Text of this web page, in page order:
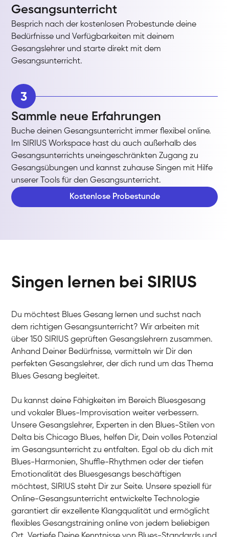
Gesangsunterricht
Besprich nach der kostenlosen Probestunde deine
Bedürfnisse und Verfügbarkeiten mit deinem
Gesangslehrer und starte direkt mit dem
Gesangsunterricht.
3
Sammle neue Erfahrungen
Buche deinen Gesangsunterricht immer flexibel online.
Im SIRIUS Workspace hast du auch außerhalb des
Gesangsunterrichts uneingeschränkten Zugang zu
Gesangsübungen und kannst zuhause Singen mit Hilfe
unserer Tools für den Gesangsunterricht.
Kostenlose Probestunde
Singen lernen bei SIRIUS
Du möchtest Blues Gesang lernen und suchst nach
dem richtigen Gesangsunterricht? Wir arbeiten mit
über 150 SIRIUS geprüften Gesangslehrern zusammen.
Anhand Deiner Bedürfnisse, vermitteln wir Dir den
perfekten Gesangslehrer, der dich rund um das Thema
Blues Gesang begleitet.
Du kannst deine Fähigkeiten im Bereich Bluesgesang
und vokaler Blues-Improvisation weiter verbessern.
Unsere Gesangslehrer, Experten in den Blues-Stilen von
Delta bis Chicago Blues, helfen Dir, Dein volles Potenzial
im Gesangsunterricht zu entfalten. Egal ob du dich mit
Blues-Harmonien, Shuffle-Rhythmen oder der tiefen
Emotionalität des Bluesgesangs beschäftigen
möchtest, SIRIUS steht Dir zur Seite. Unsere speziell für
Online-Gesangsunterricht entwickelte Technologie
garantiert dir exzellente Klangqualität und ermöglicht
flexibles Gesangstraining online von jedem beliebigen